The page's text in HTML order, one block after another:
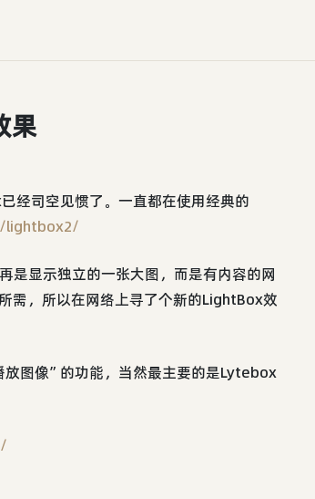
果
经司空见惯了。一直都在使用经典的
lightbox2/
是显示独立的一张大图，而是有内容的网
需，所以在网络上寻了个新的LightBox效
图像”的功能，当然最主要的是Lytebox